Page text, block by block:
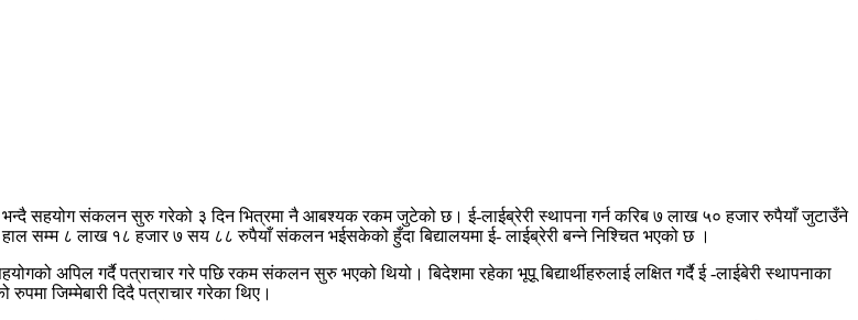
भन्दै सहयोग संकलन सुरु गरेको ३ दिन भित्रमा नै आबश्यक रकम जुटेको छ। ई-लाईब्रेरी स्थापना गर्न करिब ७ लाख ५० हजार रुपैयाँ जुटाउँने
सम्म ८ लाख १८ हजार ७ सय ८८ रुपैयाँ संकलन भईसकेको हुँदा बिद्यालयमा ई- लाईब्रेरी बन्ने निश्चित भएको छ ।
अपिल गर्दै पत्राचार गरे पछि रकम संकलन सुरु भएको थियो। बिदेशमा रहेका भूपू बिद्यार्थीहरुलाई लक्षित गर्दै ई -लाईबेरी स्थापनाका
जिम्मेबारी दिदै पत्राचार गरेका थिए।